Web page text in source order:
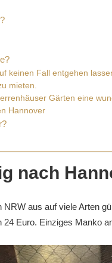
keinen Fall entgehen
mieten.
Gärten eine
Hannover
nach
aus auf viele Arten
Euro. Einziges Manko